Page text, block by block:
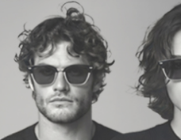
E DERGI WEB TV